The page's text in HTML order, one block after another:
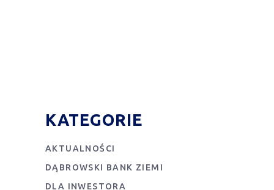
KATEGORIE
AKTUALNOŚCI
DĄBROWSKI BANK ZIEMI
DLA INWESTORA